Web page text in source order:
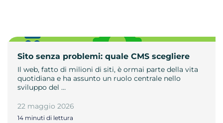
Sito senza problemi: quale CMS scegliere
Il web, fatto di milioni di siti, è ormai parte della vita
quotidiana e ha assunto un ruolo centrale nello
sviluppo del …
22 maggio 2026
14 minuti di lettura